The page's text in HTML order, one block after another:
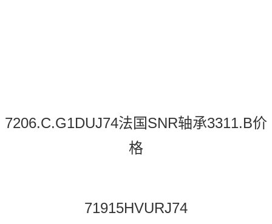
7206.C.G1DUJ74法国SNR轴承3311.B价
格
71915HVURJ74